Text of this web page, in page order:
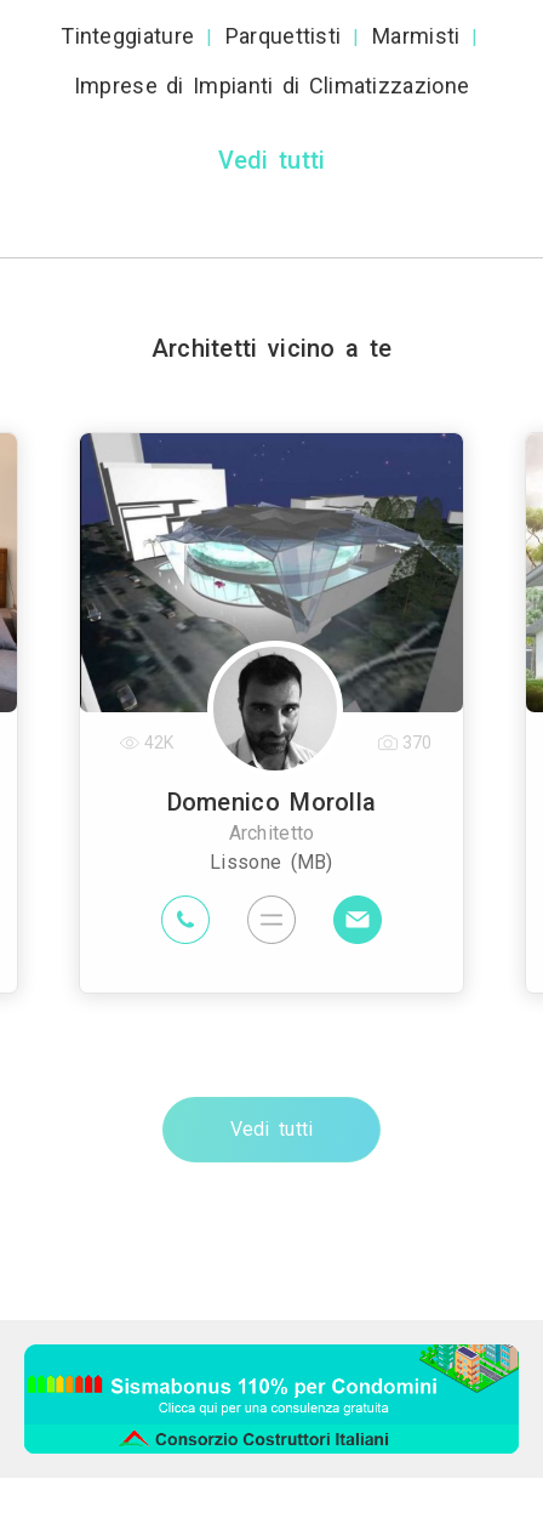
Tinteggiature
| Parquettisti | Marmisti |
Imprese di Impianti di Climatizzazione
Vedi tutti
Architetti vicino a te
Domenico Morolla
Architetto
Lissone (MB)
42K 370
Vedi tutti